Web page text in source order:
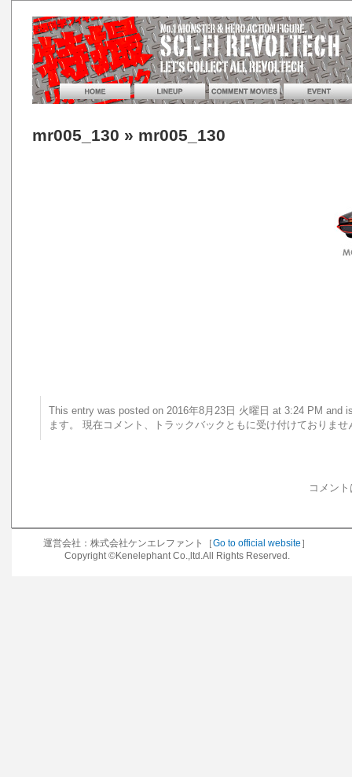
mr005_130 » mr005_130
This entry was posted on 2016年8月23日 火曜日 at 3:24 PM
ます。 現在コメント、トラックバックともに受け付けておりませ
コメン
運営会社：株式会社ケンエレファント［Go to official website ］
Copyright ©Kenelephant Co.,ltd.All Rights Reserved.